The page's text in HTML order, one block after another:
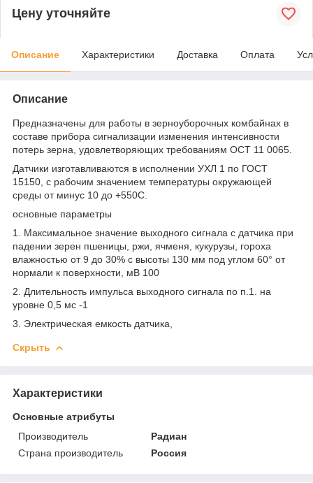
Цену уточняйте
Описание Характеристики Доставка Оплата
Описание
Предназначены для работы в зерноуборочных комбайнах в
составе прибора сигнализации изменения интенсивности
потерь зерна, удовлетворяющих требованиям ОСТ 11 0065.
Датчики изготавливаются в исполнении УХЛ 1 по ГОСТ
15150, с рабочим значением температуры окружающей
среды от минус 10 до +550С.
основные параметры
1. Максимальное значение выходного сигнала с датчика при
падении зерен пшеницы, ржи, ячменя, кукурузы, гороха
влажностью от 9 до 30% с высоты 130 мм под углом 60° от
нормали к поверхности, мВ 100
2. Длительность импульса выходного сигнала по п.1. на
уровне 0,5 мс -1
3. Электрическая емкость датчика,
Скрыть
Характеристики
Основные атрибуты
Производитель
Радиан
Страна производитель
Россия